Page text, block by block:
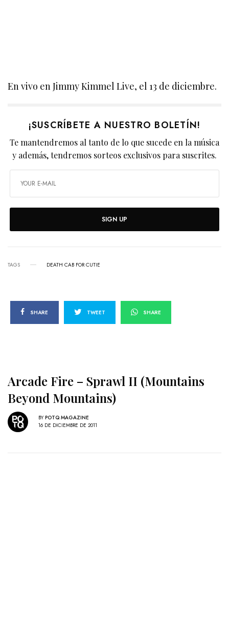
En vivo en Jimmy Kimmel Live, el 13 de diciembre.
¡SUSCRÍBETE A NUESTRO BOLETÍN!
Te mantendremos al tanto de lo que sucede en la música
y además, tendremos sorteos exclusivos para suscrites.
SIGN UP
TAGS DEATH CAB FOR CUTIE
SHARE TWEET SHARE
Arcade Fire – Sprawl II (Mountains
Beyond Mountains)
BY POTQ MAGAZINE
16 DE DICIEMBRE DE 2011